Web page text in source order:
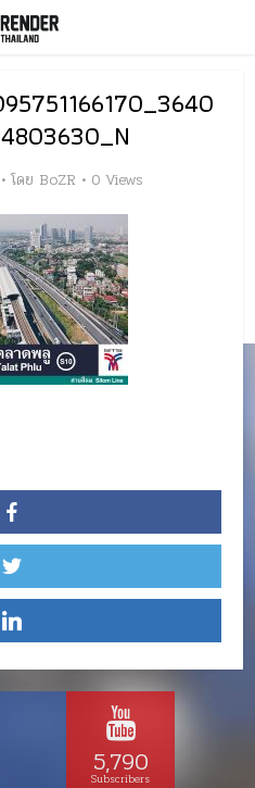
โดย BoZR 0 Views
5,790
Subscribers